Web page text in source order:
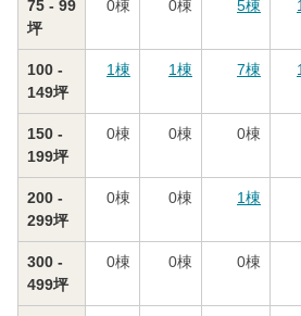
75 - 99
坪
0棟 0棟 5棟
100 -
149坪
1棟 1棟 7棟
150 -
199坪
0棟 0棟 0棟
200 -
299坪
0棟 0棟 1棟
300 -
499坪
0棟 0棟 0棟